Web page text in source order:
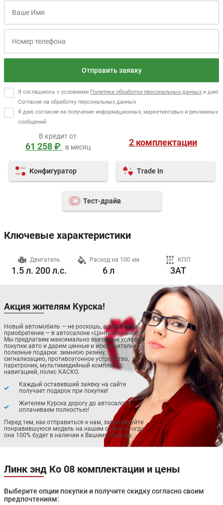
Отправить заявку
Я соглашаюсь с условиями Политики обработки персональных данных и даю
Согласие на обработку персональных данных
Я даю согласие на получение информационных, маркетинговых и рекламных
сообщений
2 комплектации
Конфигуратор Trade In
Тест-драйв
В кредит от
61 258 ₽ в месяц
Ключевые характеристики
Двигатель
1.5 л. 200 л.с.
Расход на 100 км
6 л
КПП
3AT
Акция жителям Курска!
Новый автомобиль — не роскошь, а доступное
приобретение — в автосалоне «Центральный»!
Мы предлагаем максимально выгодные условия
покупки авто и дарим ценные и исключительно
полезные подарки: зимнюю резину,
сигнализацию, противоугонное устройство,
парктроник, мультимедийный комплекс с
навигацией, полис КАСКО.
Каждый оставивший заявку на сайте
получает подарок при покупке!
Жителям Курска дорогу до автосалона
оплачиваем полностью!
Перед тем, как отправиться к нам, забронируйте
понравившуюся модель на нашем сайте, и тогда
она 100% будет в наличии к Вашему приезду.
Линк энд Ко 08 комплектации и цены
Выберите опции покупки и получите скидку согласно своим
предпочтениям: